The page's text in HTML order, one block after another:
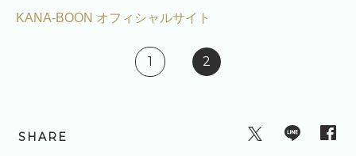
KANA-BOON オフィシャルサイト
1 2
SHARE